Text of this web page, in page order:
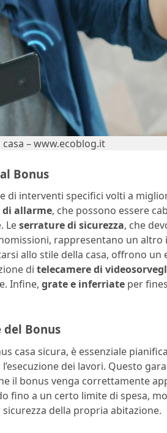
– www.ecoblog.it
Bonus
di interventi specifici volti a
allarme, che possono essere
Leserrature di sicurezza, che
rappresentano un altro
allo stile della casa, offrono
di telecamere di
Infine, grate e inferriate per
Bonus
casa sicura, è essenziale
dei lavori. Questo
il bonus venga correttamente
fino a un certo limite di spesa,
della propria abitazione.